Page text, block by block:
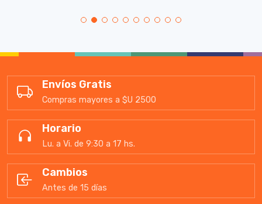
Envíos Gratis
Compras mayores a $U 2500
Horario
Lu. a Vi. de 9:30 a 17 hs.
Cambios
Antes de 15 días